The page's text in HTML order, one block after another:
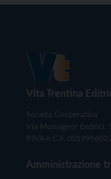
Vita Trentina
Società Cooperativa
Via Monsignor Endrici,
P.IVA e C.F.
Amministrazione